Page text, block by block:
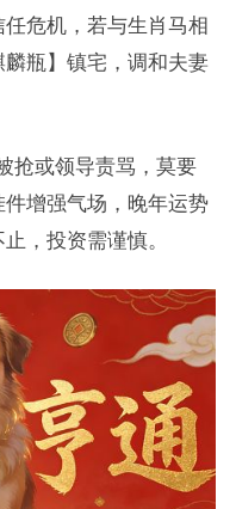
危机，若与生肖马相
瓶】镇宅，调和夫妻
抢或领导责骂，莫要
增强气场，晚年运势
，投资需谨慎。